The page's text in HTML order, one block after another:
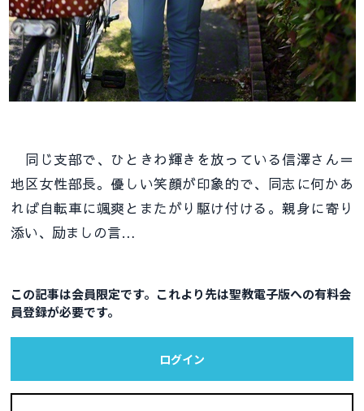
同じ支部で、ひときわ輝きを放っている信澤さん＝
地区女性部長。優しい笑顔が印象的で、同志に何かあ
れば自転車に颯爽とまたがり駆け付ける。親身に寄り
添い、励ましの言…
この記事は会員限定です。これより先は聖教電子版への有料会
員登録が必要です。
ログイン